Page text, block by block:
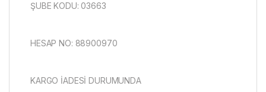
ŞUBE KODU: 03663
HESAP NO: 88900970
KARGO İADESİ DURUMUNDA